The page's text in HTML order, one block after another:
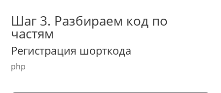
Шаг 3. Разбираем код по
частям
Регистрация шорткода
php